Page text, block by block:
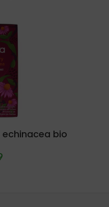
echinacea bio